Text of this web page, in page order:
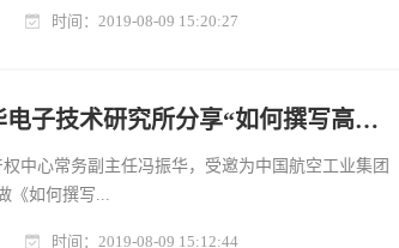
时间：2019-08-09 15:20:27
紫荆知产应邀为无锡雷华电子技术研究所分享“如何撰写高质量的交底书”
中心常务副主任冯振华，受邀为中国航空工业集团
《如何撰写...
时间：2019-08-09 15:12:44